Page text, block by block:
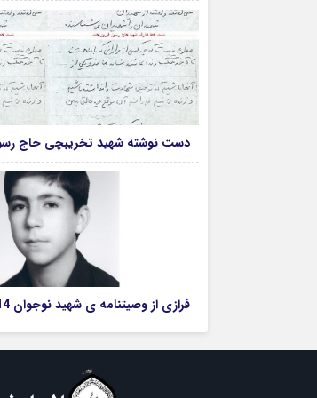
دست نوشته شهید تخریبچی حاج
فرازی از وصیتنامه ی شهید نوجوان 14 ساله